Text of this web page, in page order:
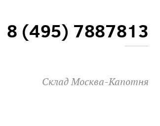
8 (495) 7887813
Склад Москва-Капотня